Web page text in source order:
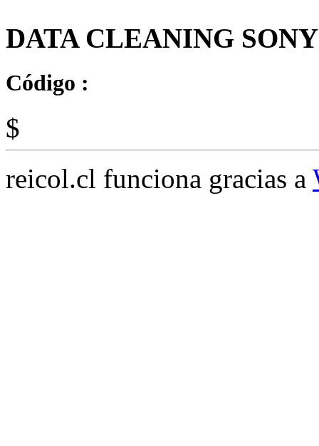
DATA CLEANING
Código :
$
reicol.cl funciona gracias a